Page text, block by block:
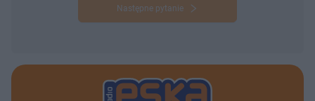
Następne pytanie